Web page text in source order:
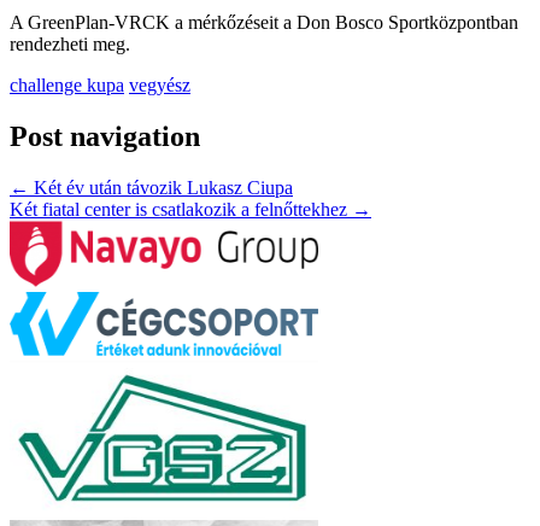
A GreenPlan-VRCK a mérkőzéseit a Don Bosco Sportközpontban
rendezheti meg.
challenge kupa vegyész
Post navigation
← Két év után távozik Lukasz Ciupa
Két fiatal center is csatlakozik a felnőttekhez →